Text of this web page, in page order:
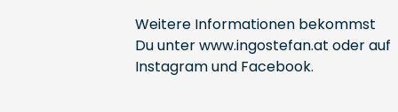
Weitere Informationen bekommst
Du unterwww.ingostefan.at oder auf
Instagram und Facebook.